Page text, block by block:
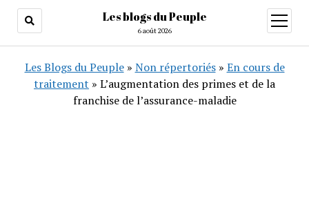
Les blogs du Peuple
6 août 2026
ouvrir
menu
Les Blogs du Peuple» Non répertoriés» En cours de
traitement » L’augmentation des primes et de la
franchise de l’assurance-maladie